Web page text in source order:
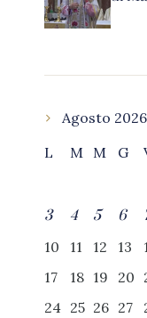
Agosto 2026
L
M M G
3
4 5 6
10
11 12 13
17
18 19 20
24 25 26 27